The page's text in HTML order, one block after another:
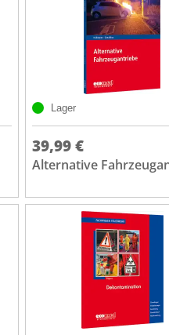
Lager
39,99 €
Alternative